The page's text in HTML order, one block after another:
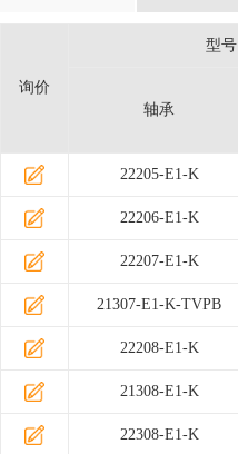
询价
型号
轴承
22205-E1-K
22206-E1-K
22207-E1-K
21307-E1-K-TVPB
22208-E1-K
21308-E1-K
22308-E1-K